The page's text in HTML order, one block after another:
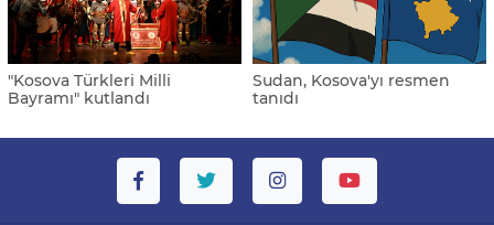
"Kosova Türkleri Milli
Bayramı" kutlandı
Sudan, Kosova'yı resmen
tanıdı